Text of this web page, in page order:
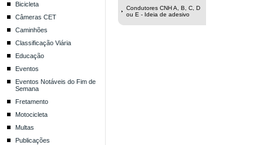
Bicicleta
Câmeras CET
Caminhões
Classificação Viária
Educação
Eventos
Eventos Notáveis do Fim de
Semana
Fretamento
Motocicleta
Multas
Publicações
Condutores CNH A, B, C, D
ou E - Ideia de adesivo